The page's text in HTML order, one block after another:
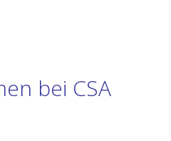
bei CSA